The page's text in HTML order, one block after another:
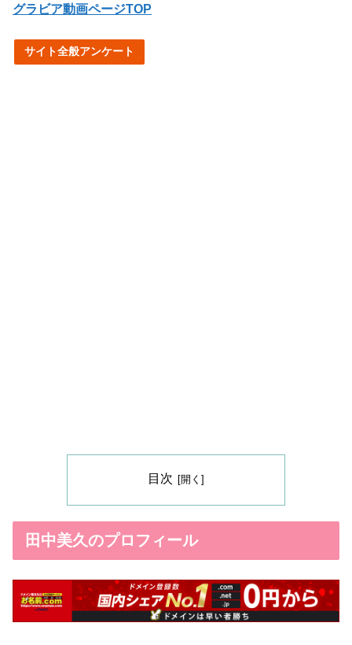
グラビア動画ページTOP
サイト全般アンケート
目次
田中美久のプロフィール